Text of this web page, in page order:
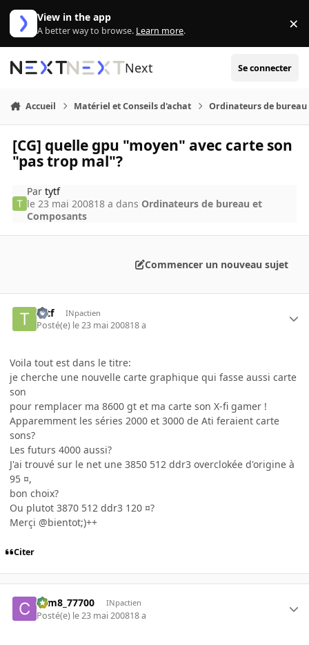
Aller au contenu
View in the app
A better way to browse. Learn more. ×
Next Se connecter
Accueil Matériel et Conseils d'achat Ordinateurs de bureau
[CG] quelle gpu "moyen" avec carte son
"pas trop mal"?
Partytf
le 23 mai 200818 a dans Ordinateurs de bureau et
Composants
Commencer un nouveau sujet
tytf INpactien
Posté(e) le 23 mai 200818 a
Voila tout est dans le titre:
je cherche une nouvelle carte graphique qui fasse aussi carte
son
pour remplacer ma 8600 gt et ma carte son X-fi gamer !
Apparemment les séries 2000 et 3000 de Ati feraient carte
sons?
Les futurs 4000 aussi?
J'ai trouvé sur le net une 3850 512 ddr3 overclokée d'origine à
95 ¤,
bon choix?
Ou plutot 3870 512 ddr3 120 ¤?
Merçi @bientot;)++
Citer
com8_77700 INpactien
Posté(e) le 23 mai 200818 a